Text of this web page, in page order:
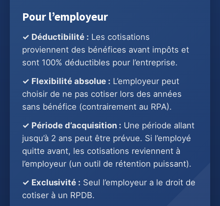
Pour l’employeur
✓ Déductibilité : Les cotisations
proviennent des bénéfices avant impôts et
sont 100% déductibles pour l’entreprise.
✓ Flexibilité absolue : L’employeur peut
choisir de ne pas cotiser lors des années
sans bénéfice (contrairement au RPA).
✓ Période d’acquisition : Une période allant
jusqu’à 2 ans peut être prévue. Si l’employé
quitte avant, les cotisations reviennent à
l’employeur (un outil de rétention puissant).
✓ Exclusivité : Seul l’employeur a le droit de
cotiser à un RPDB.